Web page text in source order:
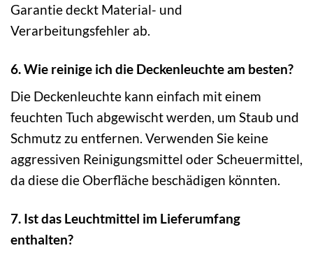
Garantie deckt Material- und
Verarbeitungsfehler ab.
6. Wie reinige ich die Deckenleuchte am besten?
Die Deckenleuchte kann einfach mit einem
feuchten Tuch abgewischt werden, um Staub und
Schmutz zu entfernen. Verwenden Sie keine
aggressiven Reinigungsmittel oder Scheuermittel,
da diese die Oberfläche beschädigen könnten.
7. Ist das Leuchtmittel im Lieferumfang
enthalten?